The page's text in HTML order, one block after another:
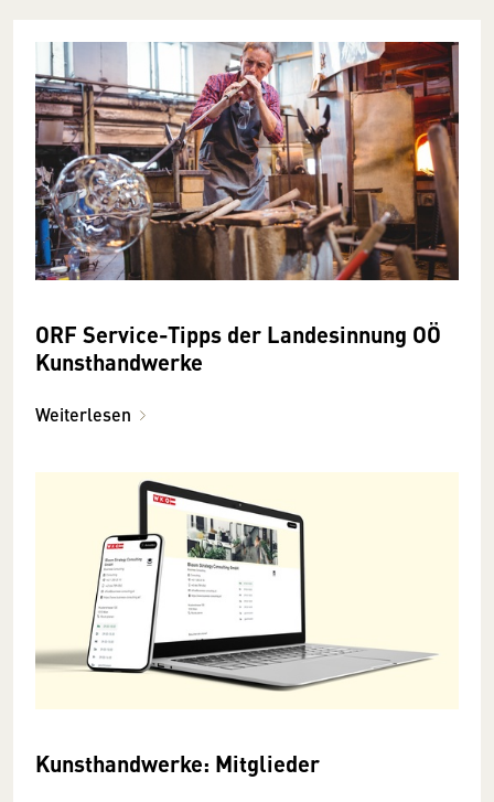
ORF Service-Tipps der Landesinnung OÖ
Kunsthandwerke
Weiterlesen
Kunsthandwerke: Mitglieder